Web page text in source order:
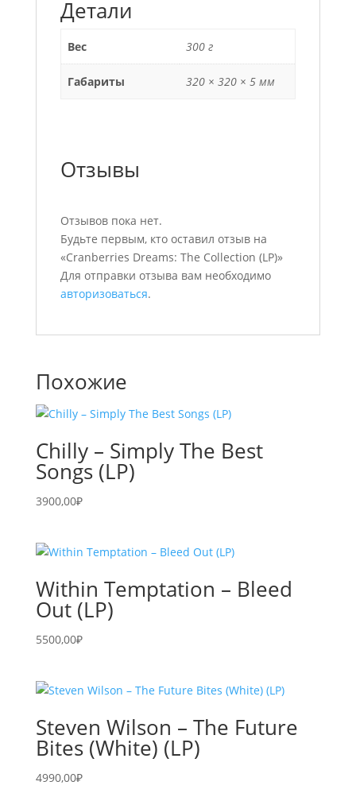
Детали
Вес 300 г
Габариты 320 × 320 × 5 мм
Отзывы
Отзывов пока нет.
Будьте первым, кто оставил отзыв на
«Cranberries Dreams: The Collection (LP)»
Для отправки отзыва вам необходимо
авторизоваться.
Похожие
Chilly – Simply The Best
Songs (LP)
3900,00₽
Within Temptation – Bleed
Out (LP)
5500,00₽
Steven Wilson – The Future
Bites (White) (LP)
4990,00₽